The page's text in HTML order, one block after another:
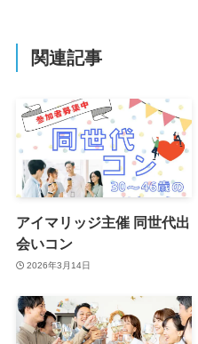
関連記事
アイマリッジ主催 同世代出
会いコン
2026年3月14日